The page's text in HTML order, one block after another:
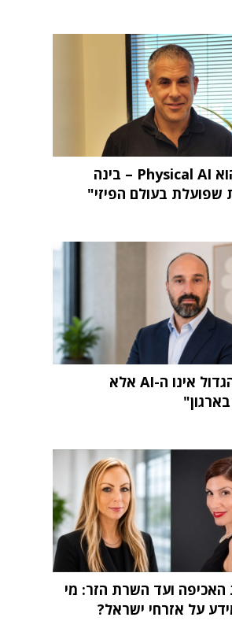
"העתיד הוא Physical AI – בינה
שפועלת בעולם הפיזי"
"האתגר הגדול אינו ה-AI אלא
ועד השרת הזר: מי
על אזרחי ישראל?